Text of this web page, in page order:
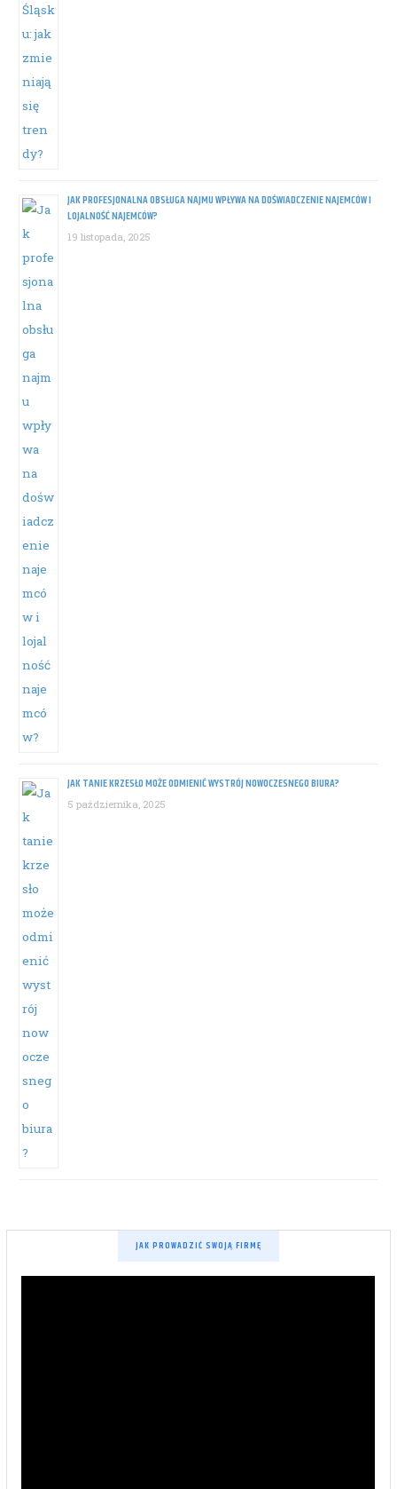
JAK PROFESJONALNA OBSŁUGA NAJMU WPŁYWA NA DOŚWIADCZENIE NAJEMCÓW I
LOJALNOŚĆ NAJEMCÓW?
19 listopada, 2025
JAK TANIE KRZESŁO MOŻE ODMIENIĆ WYSTRÓJ NOWOCZESNEGO BIURA?
5 października, 2025
JAK PROWADZIĆ SWOJĄ FIRMĘ